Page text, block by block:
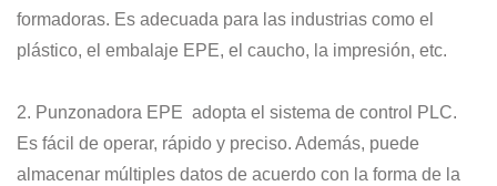
formadoras. Es adecuada para las industrias como el
plástico, el embalaje EPE, el caucho, la impresión, etc.
2. Punzonadora EPE adopta el sistema de control PLC.
Es fácil de operar, rápido y preciso. Además, puede
almacenar múltiples datos de acuerdo con la forma de la